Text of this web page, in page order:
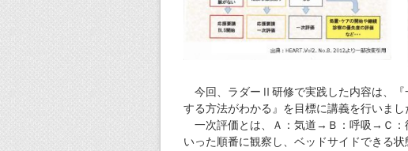
今回、ラダーⅡ研修で実践した内容は、『
する方法がわかる』を目標に講義を行いまし
一次評価とは、Ａ：気道→Ｂ：呼吸→Ｃ
いった順番に観察し、ベッドサイドできる状